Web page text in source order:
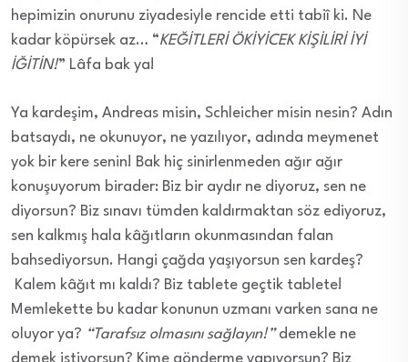
hepimizin onurunu ziyadesiyle rencide etti tabiî ki. Ne
kadar köpürsek az… “KEĞİTLERİ ÖKİYİCEK KİŞİLİRİ İYİ
İĞİTİN!” Lâfa bak ya!
Ya kardeşim, Andreas misin, Schleicher misin nesin? Adın
batsaydı, ne okunuyor, ne yazılıyor, adında meymenet
yok bir kere senin! Bak hiç sinirlenmeden ağır ağır
konuşuyorum birader: Biz bir aydır ne diyoruz, sen ne
diyorsun? Biz sınavı tümden kaldırmaktan söz ediyoruz,
sen kalkmış hala kâğıtların okunmasından falan
bahsediyorsun. Hangi çağda yaşıyorsun sen kardeş?
Kalem kâğıt mı kaldı? Biz tablete geçtik tablete!
Memlekette bu kadar konunun uzmanı varken sana ne
oluyor ya? “Tarafsız olmasını sağlayın!”demekle ne
demek istiyorsun? Kime gönderme yapıyorsun? Biz